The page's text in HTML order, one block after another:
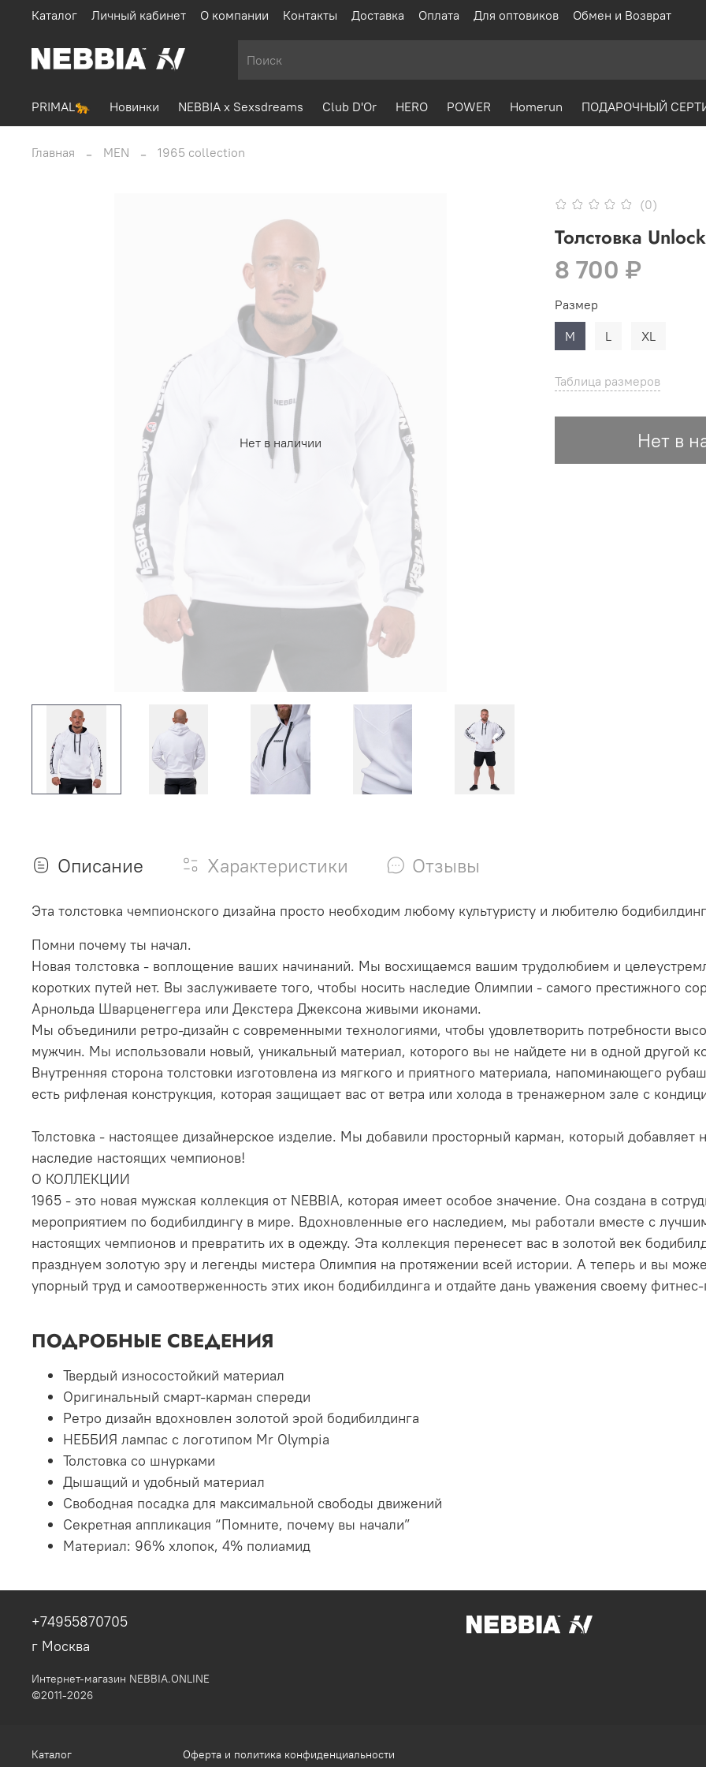
Каталог Личный кабинет О компании Контакты Доставка Оплата Для оптовиков Обмен и Возврат
PRIMAL🐆 Новинки NEBBIA x Sexsdreams Club D'Or HERO POWER Homerun ПОДАРОЧНЫЙ
Главная MEN 1965 collection
Нет в наличии
(0)
Толстовка
8 700 ₽
Таблица размеров
Нет в
Размер
M
L XL
Описание Характеристики Отзывы
Эта толстовка чемпионского дизайна просто необходим любому культуристу и любителю
Помни почему ты начал.
Новая толстовка - воплощение ваших начинаний. Мы восхищаемся вашим трудолюбием и
коротких путей нет. Вы заслуживаете того, чтобы носить наследие Олимпии - самого престижного
Арнольда Шварценеггера или Декстера Джексона живыми иконами.
Мы объединили ретро-дизайн с современными технологиями, чтобы удовлетворить потребности
мужчин. Мы использовали новый, уникальный материал, которого вы не найдете ни в одной другой
Внутренняя сторона толстовки изготовлена из мягкого и приятного материала, напоминающего
есть рифленая конструкция, которая защищает вас от ветра или холода в тренажерном зале с
Толстовка - настоящее дизайнерское изделие. Мы добавили просторный карман, который добавляет
наследие настоящих чемпионов!
О КОЛЛЕКЦИИ
1965 - это новая мужская коллекция от NEBBIA, которая имеет особое значение. Она создана в
мероприятием по бодибилдингу в мире. Вдохновленные его наследием, мы работали вместе с
настоящих чемпионов и превратить их в одежду. Эта коллекция перенесет вас в золотой век
празднуем золотую эру и легенды мистера Олимпия на протяжении всей истории. А теперь и вы
упорный труд и самоотверженность этих икон бодибилдинга и отдайте дань уважения своему
ПОДРОБНЫЕ СВЕДЕНИЯ
Твердый износостойкий материал
Оригинальный смарт-карман спереди
Ретро дизайн вдохновлен золотой эрой бодибилдинга
НЕББИЯ лампас с логотипом Mr Olympia
Толстовка со шнурками
Дышащий и удобный материал
Свободная посадка для максимальной свободы движений
Секретная аппликация “Помните, почему вы начали”
Материал: 96% хлопок, 4% полиамид
+74955870705
г Москва
Интернет-магазин NEBBIA.ONLINE
©2011-2026
Каталог Оферта и политика конфиденциальности